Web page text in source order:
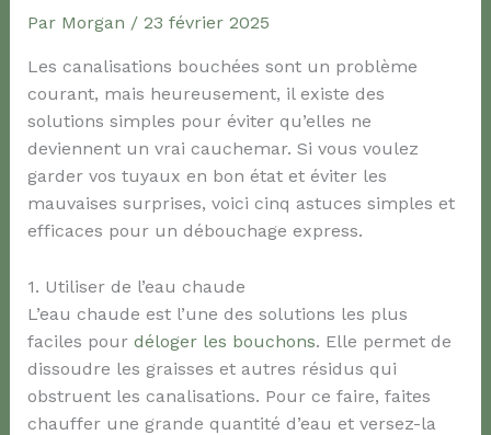
Par Morgan / 23 février 2025
Les canalisations bouchées sont un problème
courant, mais heureusement, il existe des
solutions simples pour éviter qu’elles ne
deviennent un vrai cauchemar. Si vous voulez
garder vos tuyaux en bon état et éviter les
mauvaises surprises, voici cinq astuces simples et
efficaces pour un débouchage express.
1. Utiliser de l’eau chaude
L’eau chaude est l’une des solutions les plus
faciles pour déloger les bouchons. Elle permet de
dissoudre les graisses et autres résidus qui
obstruent les canalisations. Pour ce faire, faites
chauffer une grande quantité d’eau et versez-la